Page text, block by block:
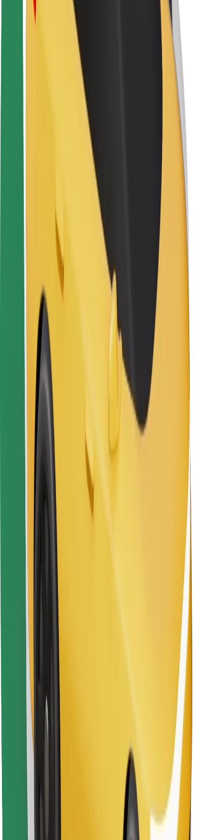
Sigurnost vozača
Sigurnost na romobilu
Sigurnosni laboratorij
Gradska rješenja
Bolt stanice za punjenje
Bolt Food
Za vlasnike flota
Za restorane
Bolt for Business
Ostalo
Dobavljači
Uvjeti i odredbe
Kolačići
Sigurnost
Zatraži vožnju i putuj kroz nekoliko minuta!
Preuzmi aplikaciju Bolt
Pronađi svoje najdraže jelo!
Preuzmi aplikaciju Bolt Food